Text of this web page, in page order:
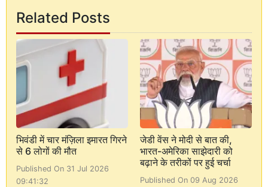
Related Posts
भिवंडी में चार मंज़िला इमारत गिरने
से 6 लोगों की मौत
Published On 31 Jul 2026
09:41:32
जेडी वेंस ने मोदी से बात की,
भारत-अमेरिका साझेदारी को
बढ़ाने के तरीकों पर हुई चर्चा
Published On 09 Aug 2026